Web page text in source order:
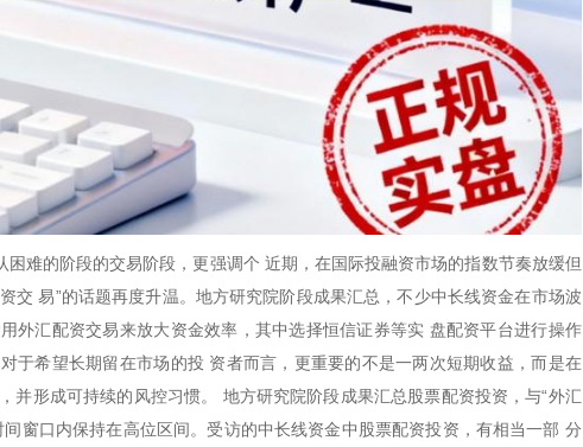
困难的阶段的交易阶段，更强调个 近期，在国际投融资市场的指数节奏放缓但
交 易”的话题再度升温。地方研究院阶段成果汇总，不少中长线资金在市场波
外汇配资交易来放大资金效率，其中选择恒信证券等实 盘配资平台进行操作
于希望长期留在市场的投 资者而言，更重要的不是一两次短期收益，而是在
并形成可持续的风控习惯。 地方研究院阶段成果汇总股票配资投资，与“外汇
窗口内保持在高位区间。受访的中长线资金中股票配资投资，有相当一部 分